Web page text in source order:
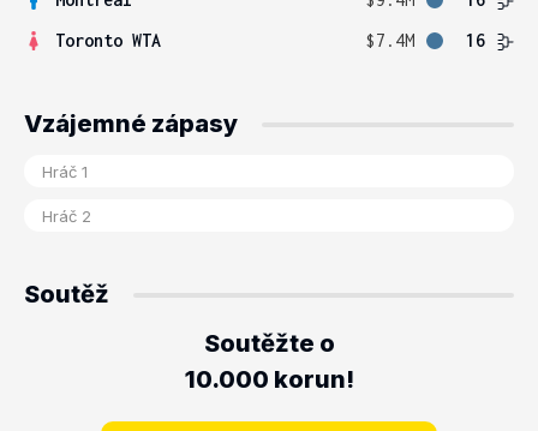
Toronto WTA
$7.4M 16
Vzájemné zápasy
Soutěž
Soutěžte o
10.000 korun!